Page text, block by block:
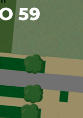
59